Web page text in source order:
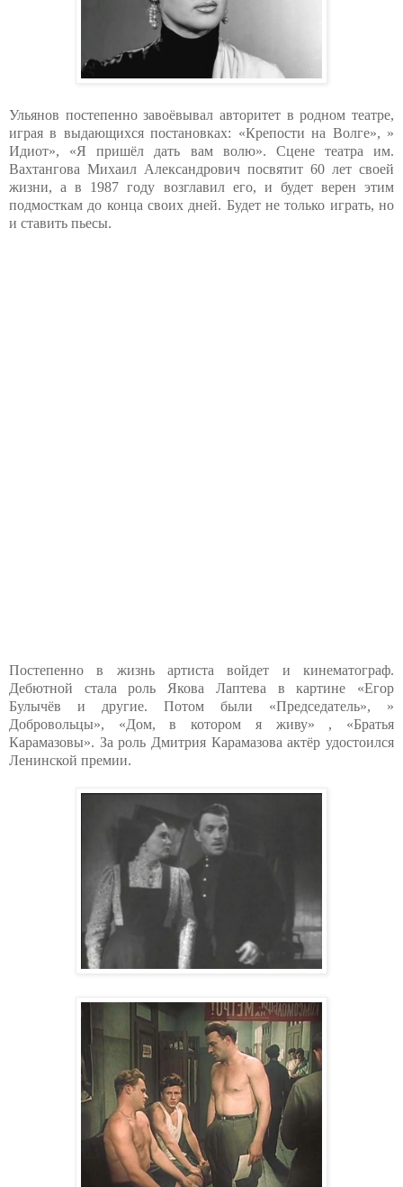
Ульянов постепенно завоёвывал авторитет в родном театре,
играя в выдающихся постановках: «Крепости на Волге», »
Идиот», «Я пришёл дать вам волю». Сцене театра им.
Вахтангова Михаил Александрович посвятит 60 лет своей
жизни, а в 1987 году возглавил его, и будет верен этим
подмосткам до конца своих дней. Будет не только играть, но
и ставить пьесы.
Постепенно в жизнь артиста войдет и кинематограф.
Дебютной стала роль Якова Лаптева в картине «Егор
Булычёв и другие. Потом были «Председатель», »
Добровольцы», «Дом, в котором я живу» , «Братья
Карамазовы». За роль Дмитрия Карамазова актёр удостоился
Ленинской премии.